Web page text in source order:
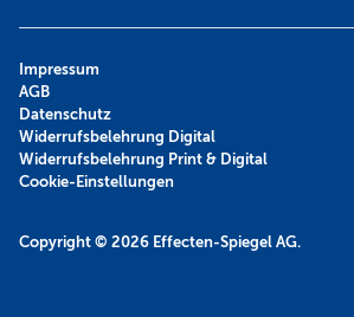
Copyright © 2026 Effecten-Spiegel AG.
Impressum
AGB
Datenschutz
Widerrufsbelehrung Digital
Widerrufsbelehrung Print & Digital
Cookie-Einstellungen